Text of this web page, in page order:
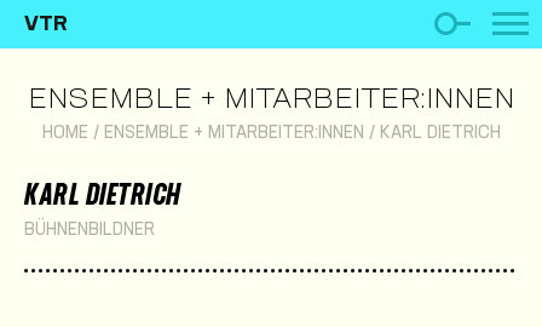
VTR
ENSEMBLE + MITARBEITER:INNEN
HOME / ENSEMBLE + MITARBEITER:INNEN / KARL DIETRICH
KARL DIETRICH
BÜHNENBILDNER